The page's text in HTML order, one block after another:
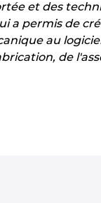
et des
permis de
au
de